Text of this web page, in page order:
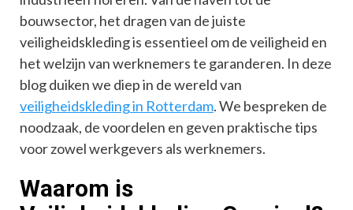
bouwsector, het dragen van de juiste
veiligheidskleding is essentieel om de veiligheid en
het welzijn van werknemers te garanderen. In deze
blog duiken we diep in de wereld van
veiligheidskleding in Rotterdam. We bespreken de
noodzaak, de voordelen en geven praktische tips
voor zowel werkgevers als werknemers.
Waarom is